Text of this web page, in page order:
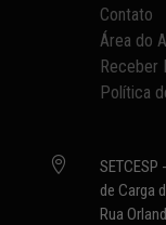
Contato
Área do
Receber
Política

de Carga
Rua